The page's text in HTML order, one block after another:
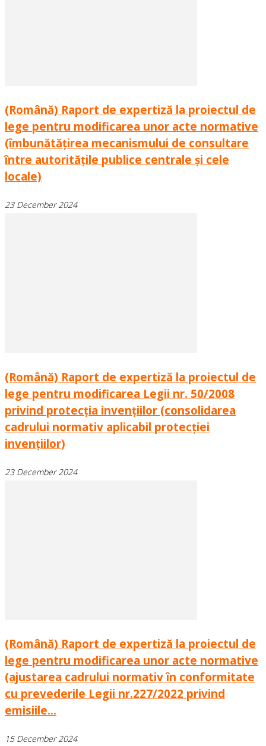
(Română) Raport de expertiză la proiectul de
lege pentru modificarea unor acte normative
(îmbunătățirea mecanismului de consultare
între autoritățile publice centrale și cele
locale)
23 December 2024
(Română) Raport de expertiză la proiectul de
lege pentru modificarea Legii nr. 50/2008
privind protecția invențiilor (consolidarea
cadrului normativ aplicabil protecției
invențiilor)
23 December 2024
(Română) Raport de expertiză la proiectul de
lege pentru modificarea unor acte normative
(ajustarea cadrului normativ în conformitate
cu prevederile Legii nr.227/2022 privind
emisiile...
15 December 2024